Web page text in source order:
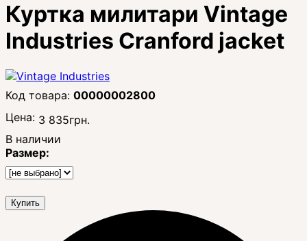
Куртка милитари Vintage
Industries Cranford jacket
00000002800
Цена: 3 835грн.
В наличии
Размер:
Купить